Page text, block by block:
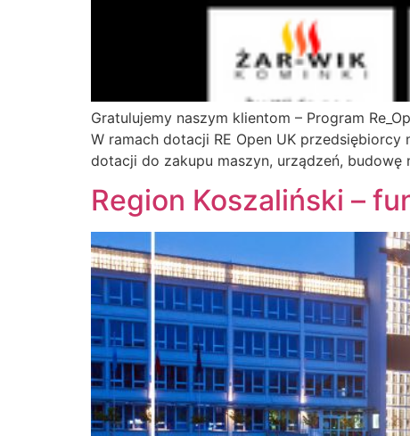
Gratulujemy naszym klientom – Program
W ramach dotacji RE Open UK
dotacji do zakupu maszyn, urządzeń,
Region Koszaliński –